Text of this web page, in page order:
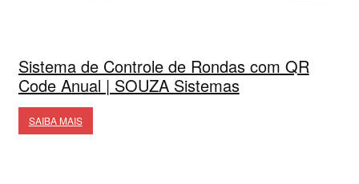
Sistema de Controle de Rondas com QR
Code Anual | SOUZA Sistemas
SAIBA MAIS